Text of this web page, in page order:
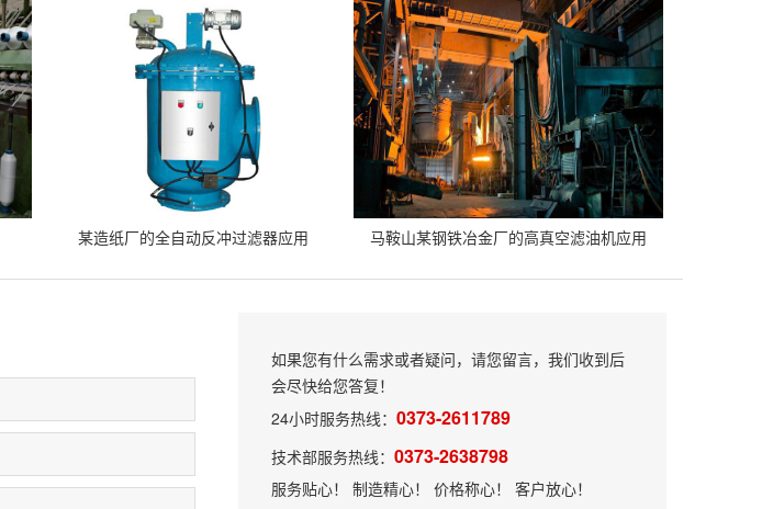
某造纸厂的全自动反冲过滤器应用 马鞍山某钢铁冶金厂的高真空滤油机应用
如果您有什么需求或者疑问，请您留言，我们收到后
会尽快给您答复！
24小时服务热线： 0373-2611789
技术部服务热线： 0373-2638798
服务贴心！ 制造精心！ 价格称心！ 客户放心！